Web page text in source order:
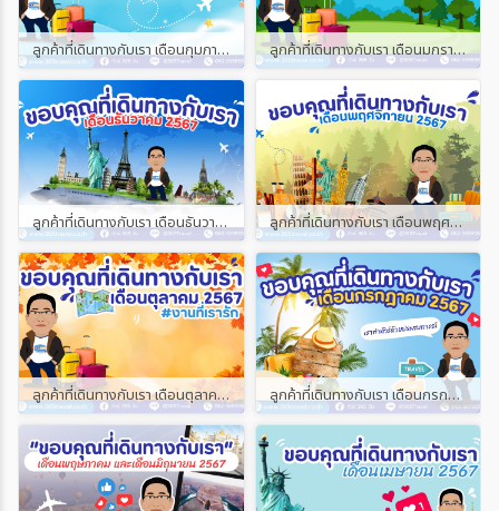
ลูกค้าที่เดินทางกับเรา เดือนกุมภาพันธ์ และเดือนมีนาคม 2568 ลูกค้าที่เดินทางกับเรา เดือนมกราคม 2568
ลูกค้าที่เดินทางกับเรา เดือนธันวาคม 2567 ลูกค้าที่เดินทางกับเรา เดือนพฤศจิกายน 2567
ลูกค้าที่เดินทางกับเรา เดือนตุลาคม 2567 ลูกค้าที่เดินทางกับเรา เดือนกรกฎาคม 2567